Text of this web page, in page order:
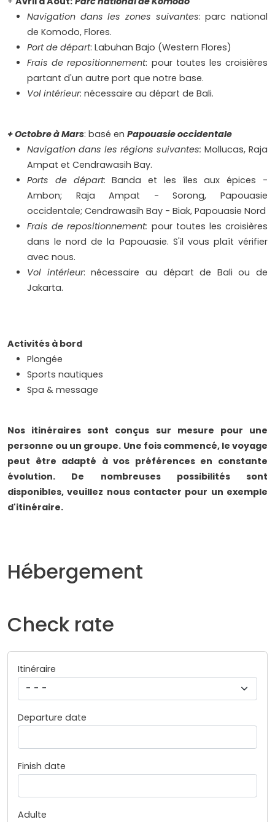
Navigation dans les zones suivantes: parc national
de Komodo, Flores.
Port de départ: Labuhan Bajo (Western Flores)
Frais de repositionnement: pour toutes les croisières
partant d'un autre port que notre base.
Vol intérieur: nécessaire au départ de Bali.
+ Octobre à Mars: basé en Papouasie occidentale
Navigation dans les régions suivantes: Mollucas, Raja
Ampat et Cendrawasih Bay.
Ports de départ: Banda et les îles aux épices -
Ambon; Raja Ampat - Sorong, Papouasie
occidentale; Cendrawasih Bay - Biak, Papouasie Nord
Frais de repositionnement: pour toutes les croisières
dans le nord de la Papouasie. S'il vous plaît vérifier
avec nous.
Vol intérieur: nécessaire au départ de Bali ou de
Jakarta.
Activités à bord
Plongée
Sports nautiques
Spa & message
Nos itinéraires sont conçus sur mesure pour une
personne ou un groupe. Une fois commencé, le voyage
peut être adapté à vos préférences en constante
évolution. De nombreuses possibilités sont
disponibles, veuillez nous contacter pour un exemple
d'itinéraire.
Hébergement
Check rate
Itinéraire
Departure date
Finish date
Adulte